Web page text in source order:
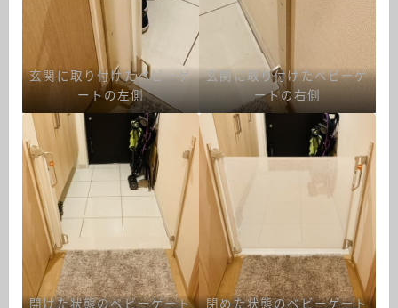
玄関に取り付けたベビーゲ
ートの左側
玄関に取り付けたベビーゲ
ートの右側
開けた状態のベビーゲート 閉めた状態のベビーゲート